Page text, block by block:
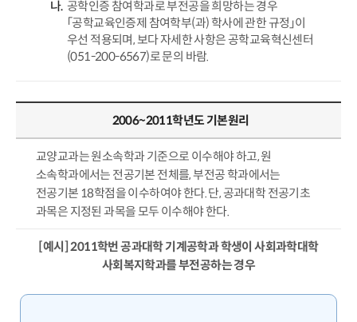
공학인증 참여학과로 부전공을 희망하는 경우
「공학교육인증제 참여학부(과) 학사에 관한 규정」이
우선 적용되며, 보다 자세한 사항은 공학교육혁신센터
(051-200-6567)로 문의 바람.
2006~2011학년도 기본원리
교양교과는 원소속학과 기준으로 이수해야 하고, 원
소속학과에서는 전공기본 전체를, 부전공 학과에서는
전공기본 18학점을 이수하여야 한다. 단, 공과대학 전공기초
과목은 지정된 과목을 모두 이수해야 한다.
[예시] 2011학번 공과대학 기계공학과 학생이 사회과학대학
사회복지학과를 부전공하는 경우